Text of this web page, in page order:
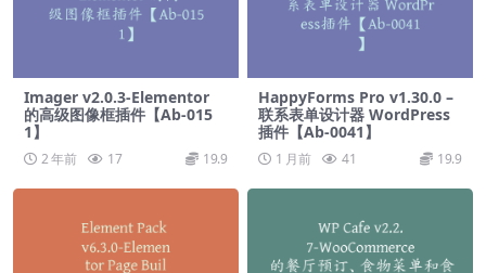
Imager v2.0.3-Elementor
的高级图像框插件【Ab-015
1】
2 年前 17 19.9
HappyForms Pro v1.30.0 –
联系表单设计器 WordPress
插件【Ab-0041】
1 月前 41 19.9